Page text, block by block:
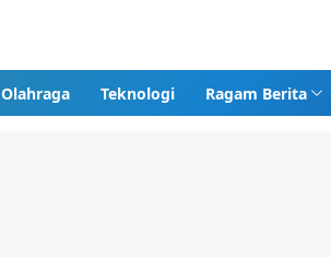
Olahraga Teknologi Ragam Berita